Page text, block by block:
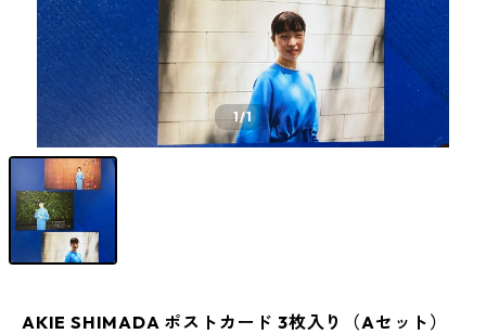
1/1
AKIE SHIMADA ポストカード 3枚入り（Aセット）